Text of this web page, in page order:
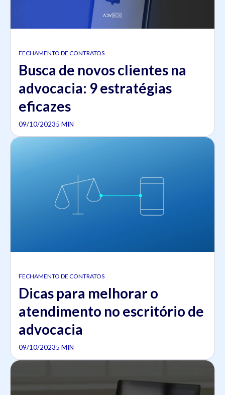
FECHAMENTO DE CONTRATOS
Busca de novos clientes na
advocacia: 9 estratégias
eficazes
09/10/20235 MIN
FECHAMENTO DE CONTRATOS
Dicas para melhorar o
atendimento no escritório de
advocacia
09/10/20235 MIN